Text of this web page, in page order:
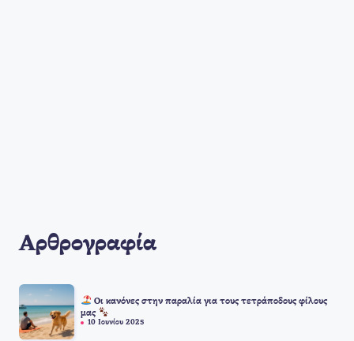
Αρθρογραφία
Οι κανόνες στην παραλία για τους τετράποδους φίλους
μας
10 Ιουνίου 2025